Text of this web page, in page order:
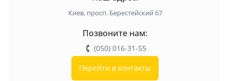
Киев, просп. Берестейский 67
Позвоните нам:
(050) 016-31-55
Перейти в контакты